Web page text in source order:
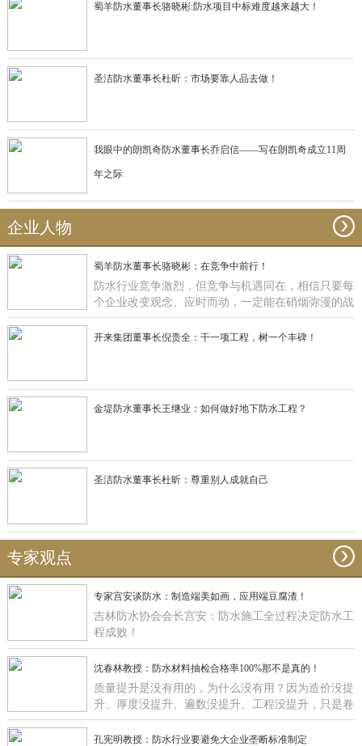
蜀羊防水董事长骆晓彬:防水项目中标难度越来越大！
圣洁防水董事长杜昕：市场要靠人品去做！
我眼中的朗凯奇防水董事长乔启信——写在朗凯奇成立11周
年之际
企业人物
蜀羊防水董事长骆晓彬：在竞争中前行！
防水行业竞争激烈，但竞争与机遇同在，相信只要每
个企业改变观念、应时而动，一定能在硝烟弥漫的战
场获得一席之地，正如蜀羊防水：一直在竞争中前
行！
开来集团董事长倪贵全：干一项工程，树一个丰碑！
金堤防水董事长王继业：如何做好地下防水工程？
圣洁防水董事长杜昕：尊重别人成就自己
专家观点
专家宫安谈防水：制造端美如画，应用端豆腐渣！
吉林防水协会会长宫安：防水施工全过程决定防水工
程成败！
沈春林教授：防水材料抽检合格率100%那不是真的！
质量提升是没有用的，为什么没有用？因为造价没提
升、厚度没提升、遍数没提升、工程没提升，只是卷
材在那里提升有什么用啊？
孔宪明教授：防水行业要避免大企业垄断标准制定